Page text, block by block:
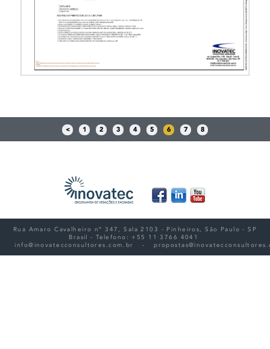
< 1 2 3 4 5 6 7 8
Rua Amaro Cavalheiro nº 347, Sala 2103 - Pinheiros, São Paulo - SP
Brasil - Telefono: +55 11 3766 4041
info@inovatecconsultores.com.br
-